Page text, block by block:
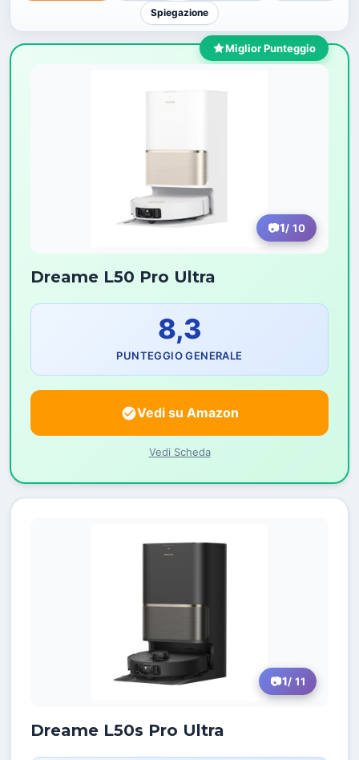
Spiegazione
Miglior Punteggio
1/ 10
Dreame L50 Pro Ultra
8,3
PUNTEGGIO GENERALE
Vedi su Amazon
Vedi Scheda
1/ 11
Dreame L50s Pro Ultra